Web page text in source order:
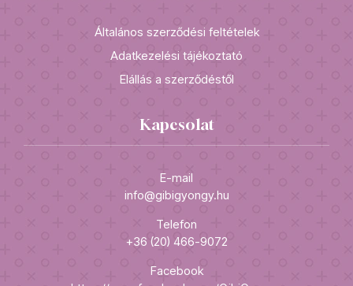
Általános szerződési feltételek
Adatkezelési tájékoztató
Elállás a szerződéstől
Kapcsolat
E-mail
info@gibigyongy.hu
Telefon
+36 (20) 466-9072
Facebook